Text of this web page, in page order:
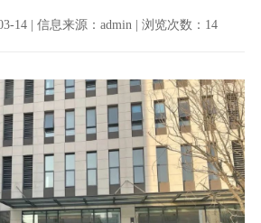
14 | 信息来源：admin | 浏览次数：14